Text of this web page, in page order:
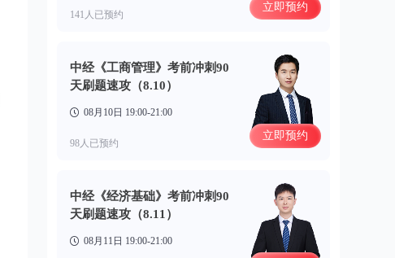
141人已预约
立即预约
中经《工商管理》考前冲刺90
天刷题速攻（8.10）
08月10日 19:00-21:00
98人已预约
立即预约
中经《经济基础》考前冲刺90
天刷题速攻（8.11）
08月11日 19:00-21:00